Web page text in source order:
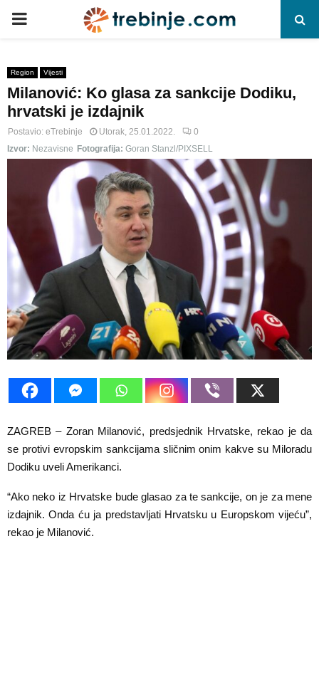
P
I
M
Y
M
E
N
U
Region Vijesti
Milanović: Ko glasa za sankcije Dodiku,
hrvatski je izdajnik
Postavio: eTrebinje Utorak, 25.01.2022.
0
Izvor: Nezavisne Fotografija: Goran Stanzl/PIXSELL
ZAGREB – Zoran Milanović, predsjednik Hrvatske, rekao je da
se protivi evropskim sankcijama sličnim onim kakve su Miloradu
Dodiku uveli Amerikanci.
“Ako neko iz Hrvatske bude glasao za te sankcije, on je za mene
izdajnik. Onda ću ja predstavljati Hrvatsku u Europskom vijeću”,
rekao je Milanović.